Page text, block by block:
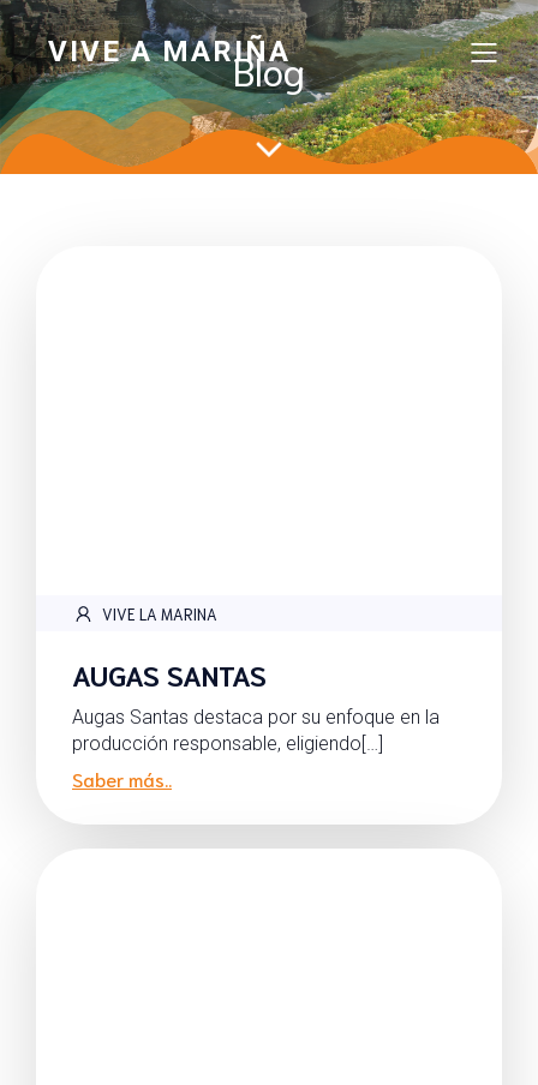
VIVE A MARIÑA
Blog
VIVE LA MARINA
AUGAS SANTAS
Augas Santas destaca por su enfoque en la
producción responsable, eligiendo[…]
Saber más..